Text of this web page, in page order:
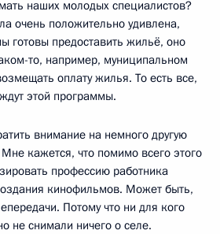
наших молодых специалистов?
очень положительно удивлена,
готовы предоставить жильё, оно
то, например, муниципальном
оплату жилья. То есть все,
этой программы.
внимание на немного другую
Мне кажется, что помимо всего этого
профессию работника
кинофильмов. Может быть,
Потому что ни для кого
не снимали ничего о селе.